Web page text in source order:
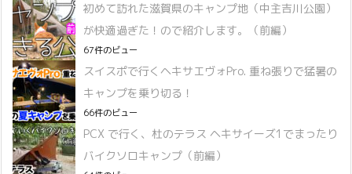
初めて訪れた滋賀県のキャンプ地（中主吉川公園）
が快適過ぎた！ので紹介します。（前編）
67件のビュー
スイスポで行くヘキサエヴォPro. 重ね張りで猛暑の
キャンプを乗り切る！
66件のビュー
PCX で行く、杜のテラス ヘキサイーズ1でまったり
バイクソロキャンプ（前編）